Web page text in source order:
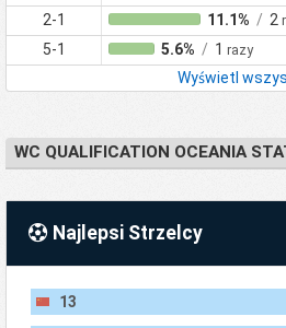
2-1 11.1% / 2
5-1 5.6% / 1 razy
Wyświetl
WC QUALIFICATION OCEANIA
Najlepsi Strzelcy
13